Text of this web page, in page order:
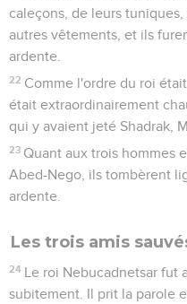
caleçons, de leurs
autres vêtements, et ils
ardente.
22 Comme l'ordre du roi
était extraordinairement
qui y avaient jeté Shadrak,
23 Quant aux trois hommes
Abed-Nego, ils tombèrent
ardente.
Les trois amis
24 Le roi Nebucadnetsar fut
subitement. Il prit la parole